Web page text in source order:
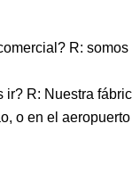
R:
R: Nuestra
o en el